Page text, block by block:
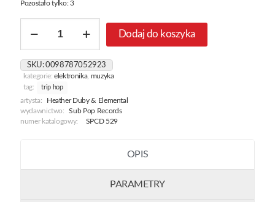
Pozostało tylko: 3
Heather
&
Elemental
Dodaj do koszyka
SKU:0098787052923
kategorie:elektronika, muzyka
tag:
trip hop
artysta:
Heather Duby & Elemental
wydawnictwo:
Sub Pop Records
numer katalogowy:
SPCD 529
OPIS
PARAMETRY